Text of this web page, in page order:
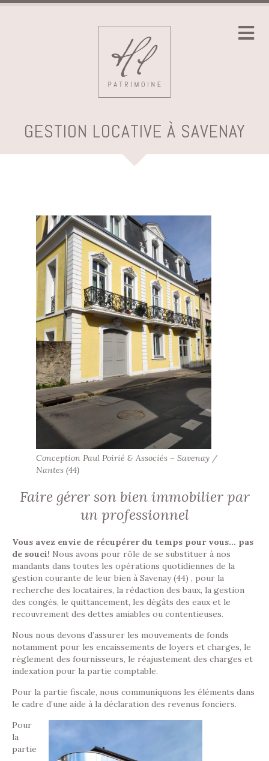
GESTION LOCATIVE À SAVENAY
Conception Paul Poirié & Associés – Savenay /
Nantes (44)
Faire gérer son bien immobilier par
un professionnel
Vous avez envie de récupérer du temps pour vous… pas
de souci! Nous avons pour rôle de se substituer à nos
mandants dans toutes les opérations quotidiennes de la
gestion courante de leur bien à Savenay (44) , pour la
recherche des locataires, la rédaction des baux, la gestion
des congés, le quittancement, les dégâts des eaux et le
recouvrement des dettes amiables ou contentieuses.
Nous nous devons d’assurer les mouvements de fonds
notamment pour les encaissements de loyers et charges, le
règlement des fournisseurs, le réajustement des charges et
indexation pour la partie comptable.
Pour la partie fiscale, nous communiquons les éléments dans
le cadre d’une aide à la déclaration des revenus fonciers.
Pour
la
partie